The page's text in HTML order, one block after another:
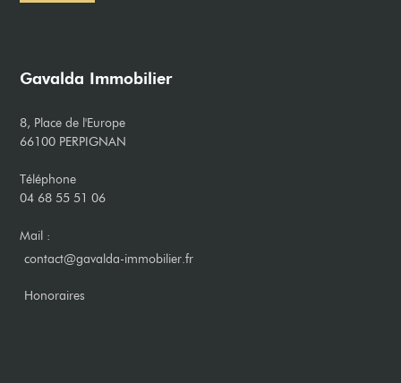
Gavalda Immobilier
8, Place de l'Europe
66100 PERPIGNAN
Téléphone
04 68 55 51 06
Mail :
contact@gavalda-immobilier.fr
​Honoraires